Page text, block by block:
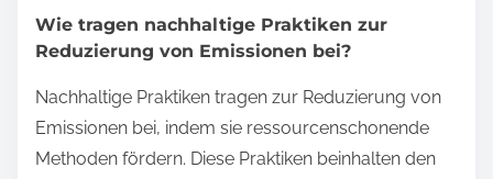
Wie tragen nachhaltige Praktiken zur
Reduzierung von Emissionen bei?
Nachhaltige Praktiken tragen zur Reduzierung von
Emissionen bei, indem sie ressourcenschonende
Methoden fördern. Diese Praktiken beinhalten den